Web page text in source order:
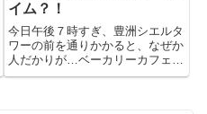
イム？！
今日午後７時すぎ、豊洲シエルタ
ワーの前を通りかかると、なぜか
人だかりが…ベーカリーカフェの
ベルエメル前で歌っている人達の